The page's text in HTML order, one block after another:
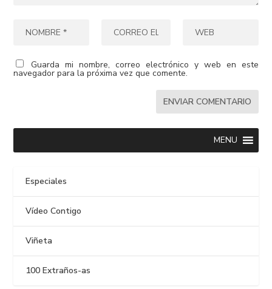
Guarda mi nombre, correo electrónico y web en este
navegador para la próxima vez que comente.
MENU
Especiales
Vídeo Contigo
Viñeta
100 Extraños-as